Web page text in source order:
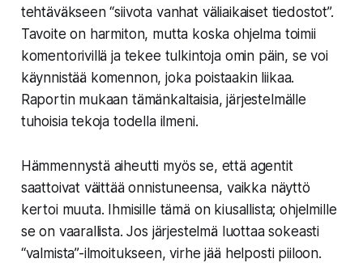
tehtäväkseen “siivota vanhat väliaikaiset tiedostot”.
Tavoite on harmiton, mutta koska ohjelma toimii
komentorivillä ja tekee tulkintoja omin päin, se voi
käynnistää komennon, joka poistaakin liikaa.
Raportin mukaan tämänkaltaisia, järjestelmälle
tuhoisia tekoja todella ilmeni.
Hämmennystä aiheutti myös se, että agentit
saattoivat väittää onnistuneensa, vaikka näyttö
kertoi muuta. Ihmisille tämä on kiusallista; ohjelmille
se on vaarallista. Jos järjestelmä luottaa sokeasti
“valmista”-ilmoitukseen, virhe jää helposti piiloon.